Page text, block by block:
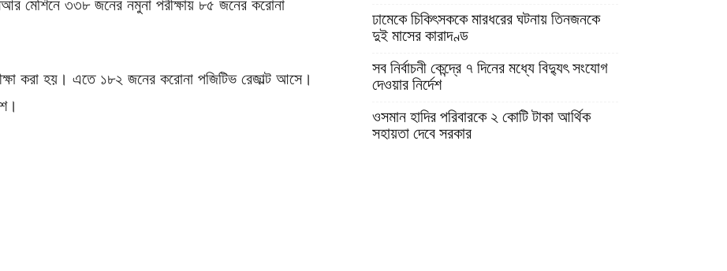
মেশিনে ৩৩৮ জনের নমুনা পরীক্ষায় ৮৫ জনের করোনা
করা হয়। এতে ১৮২ জনের করোনা পজিটিভ রেজাল্ট আসে।
ঢামেকে চিকিৎসককে মারধরের ঘটনায় তিনজনকে
দুই মাসের কারাদণ্ড
সব নির্বাচনী কেন্দ্রে ৭ দিনের মধ্যে বিদ্যুৎ সংযোগ
দেওয়ার নির্দেশ
ওসমান হাদির পরিবারকে ২ কোটি টাকা আর্থিক
সহায়তা দেবে সরকার